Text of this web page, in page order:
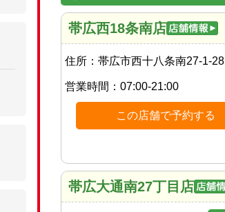
帯広西18条南店
住所： 帯広市西十八条南27-1-28
営業時間： 07:00-21:00
この店舗で予約する
帯広大通南27丁目店